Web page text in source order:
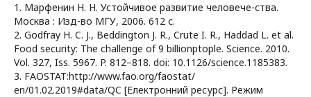
1. Марфенин Н. Н. Устойчивое развитие человече-ства.
Москва : Изд-во МГУ, 2006. 612 с.
2. Godfray H. C. J., Beddington J. R., Crute I. R., Haddad L. et al.
Food security: The challenge of 9 billionptople. Science. 2010.
Vol. 327, Iss. 5967. P. 812–818. doi: 10.1126/science.1185383.
3. FAOSTAT:http://www.fao.org/faostat/
en/01.02.2019#data/QC [Електронний ресурс]. Режим